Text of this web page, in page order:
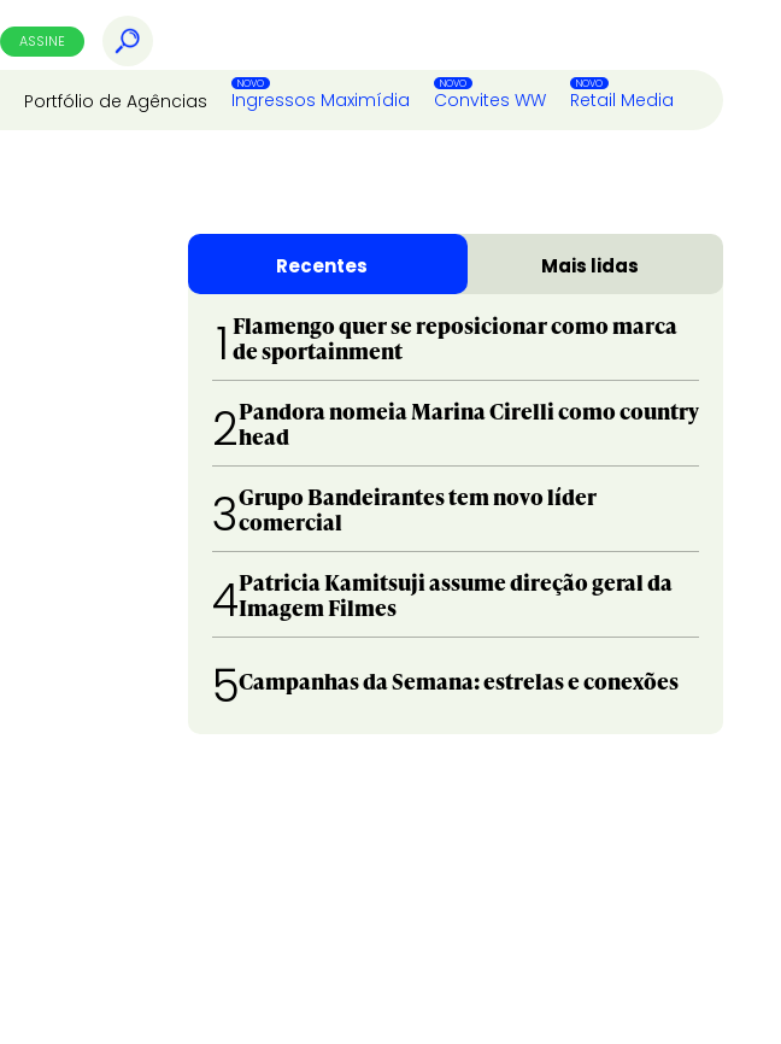
ASSINE
Portfólio de Agências Ingressos Maximídia Convites WW Retail Media
Recentes Mais lidas
1 Flamengo quer se reposicionar como marca
de sportainment
2Pandora nomeia Marina Cirelli como country
head
3Grupo Bandeirantes tem novo líder
comercial
4Patricia Kamitsuji assume direção geral da
Imagem Filmes
5Campanhas da Semana: estrelas e conexões